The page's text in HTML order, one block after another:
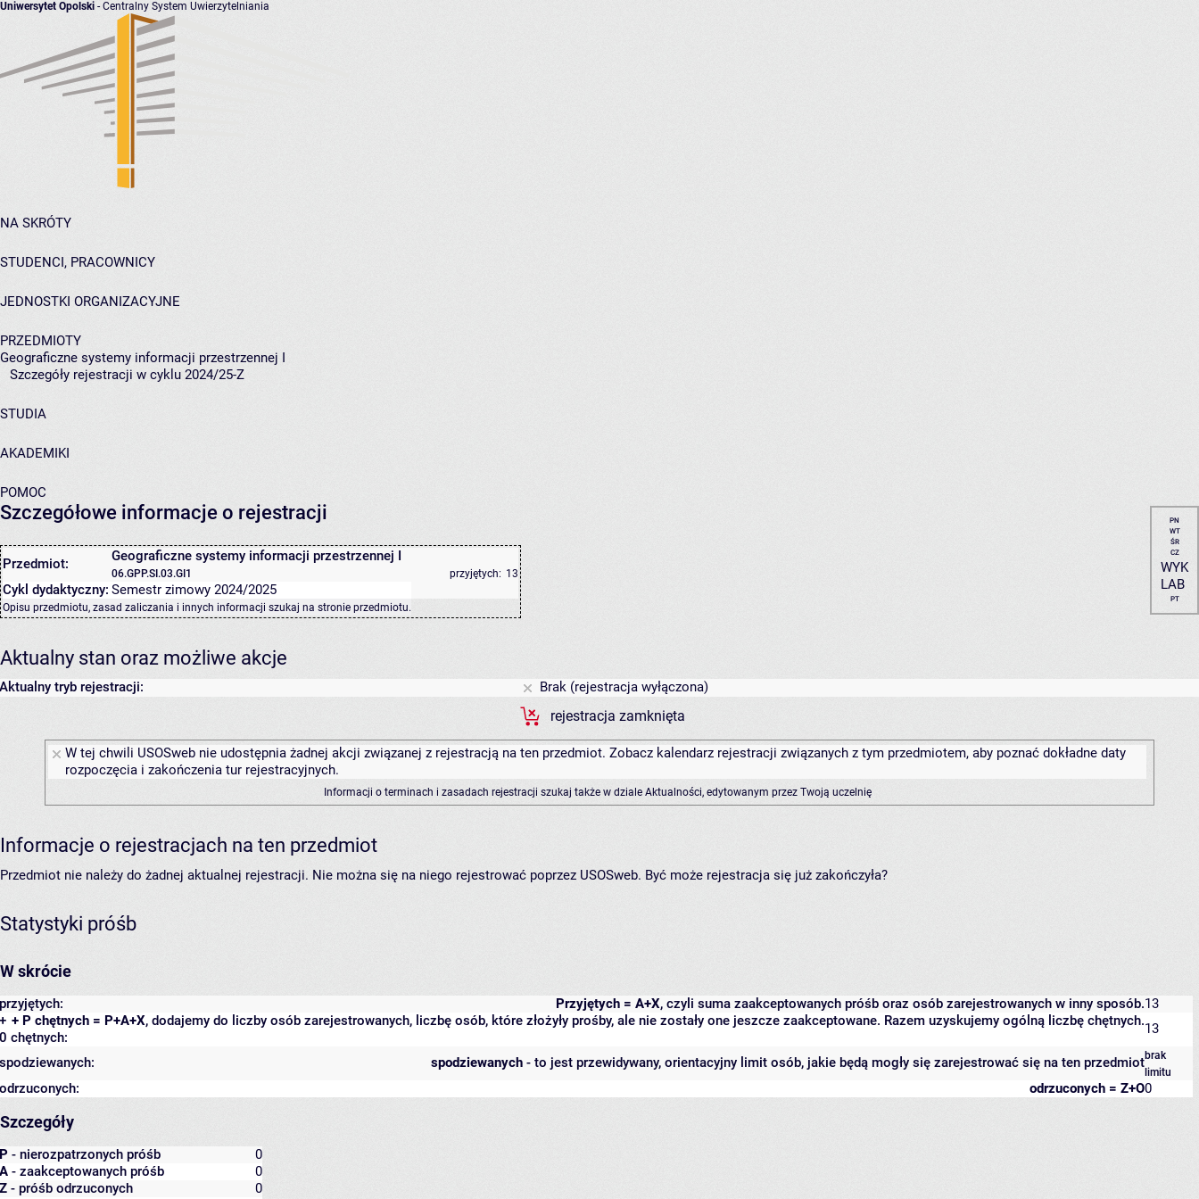
Uniwersytet Opolski - Centralny System Uwierzytelniania
NA SKRÓTY
STUDENCI, PRACOWNICY
JEDNOSTKI ORGANIZACYJNE
PRZEDMIOTY
Geograficzne systemy informacji przestrzennej I
Szczegóły rejestracji w cyklu 2024/25-Z
STUDIA
AKADEMIKI
POMOC
Szczegółowe informacje o rejestracji
Przedmiot: Geograficzne systemy informacji przestrzennej I
06.GPP.SI.03.GI1 przyjętych: 13
Cykl dydaktyczny: Semestr zimowy 2024/2025
Opisu przedmiotu, zasad zaliczania i innych informacji szukaj na stronie przedmiotu.
PN
WT
ŚR
CZ
WYK
LAB
PT
Aktualny stan oraz możliwe akcje
Aktualny tryb rejestracji:
Brak (rejestracja wyłączona)
rejestracja zamknięta
W tej chwili USOSweb nie udostępnia żadnej akcji związanej z rejestracją na ten przedmiot. Zobacz kalendarz rejestracji związanych z tym przedmiotem, aby poznać dokładne daty
rozpoczęcia i zakończenia tur rejestracyjnych.
Informacji o terminach i zasadach rejestracji szukaj także w dziale Aktualności, edytowanym przez Twoją uczelnię
Informacje o rejestracjach na ten przedmiot
Przedmiot nie należy do żadnej aktualnej rejestracji. Nie można się na niego rejestrować poprzez USOSweb. Być może rejestracja się już zakończyła?
Statystyki próśb
W skrócie
Przyjętych = A+X, czyli suma zaakceptowanych próśb oraz osób zarejestrowanych w inny sposób.
przyjętych:
13
+ P chętnych = P+A+X, dodajemy do liczby osób zarejestrowanych, liczbę osób, które złożyły prośby, ale nie zostały one jeszcze zaakceptowane. Razem uzyskujemy ogólną liczbę chętnych.
+
0 chętnych:
13
spodziewanych - to jest przewidywany, orientacyjny limit osób, jakie będą mogły się zarejestrować się na ten przedmiot
spodziewanych:
brak
limitu
odrzuconych = Z+O
odrzuconych: 0
Szczegóły
P - nierozpatrzonych próśb
0
A - zaakceptowanych próśb
0
Z - próśb odrzuconych
0